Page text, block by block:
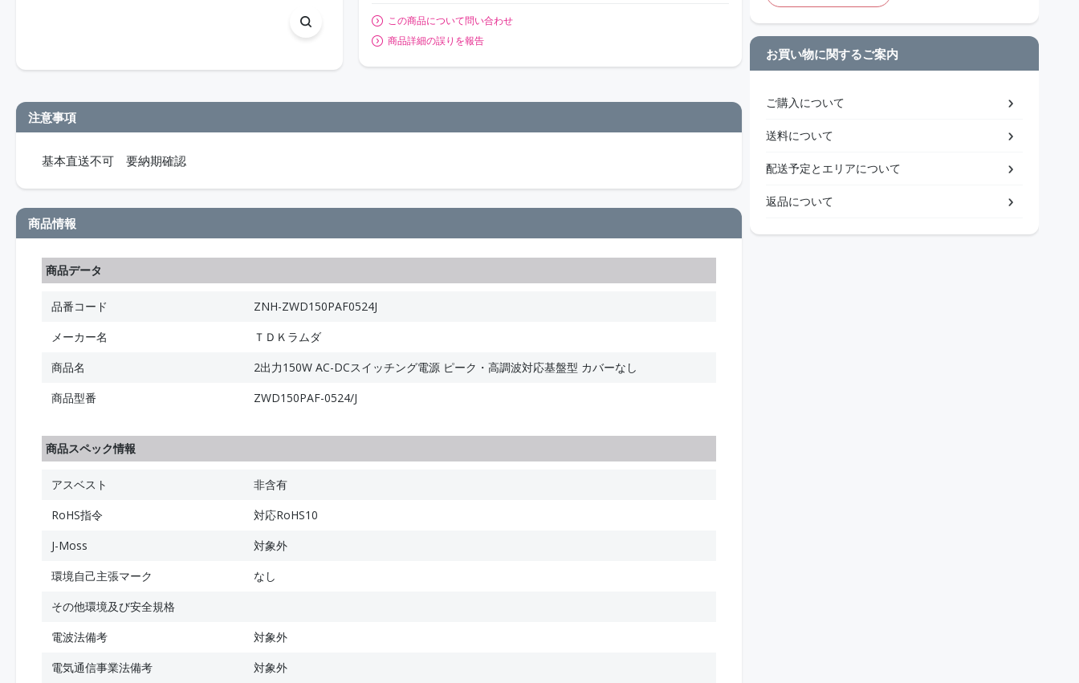
この商品について問い合わせ
商品詳細の誤りを報告
注意事項
基本直送不可 要納期確認
商品情報
商品データ
品番コード
ZNH-ZWD150PAF0524J
メーカー名
ＴＤＫラムダ
商品名
2出力150W AC-DCスイッチング電源 ピーク・高調波対応基盤型 カバーなし
商品型番
ZWD150PAF-0524/J
商品スペック情報
アスベスト
非含有
RoHS指令
対応RoHS10
J-Moss
対象外
環境自己主張マーク
なし
その他環境及び安全規格
電波法備考
対象外
電気通信事業法備考
対象外
お買い物に関するご案内
ご購入について
送料について
配送予定とエリアについて
返品について